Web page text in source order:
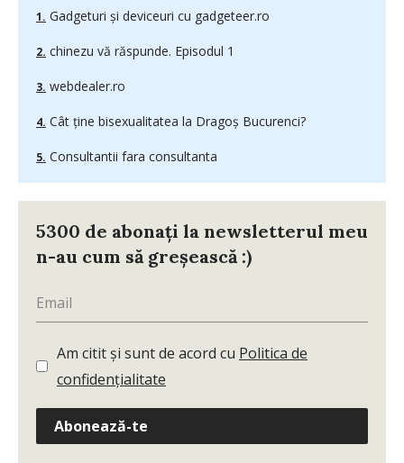
Gadgeturi şi deviceuri cu gadgeteer.ro
chinezu vă răspunde. Episodul 1
webdealer.ro
Cât ține bisexualitatea la Dragoș Bucurenci?
Consultantii fara consultanta
5300 de abonați la newsletterul meu
n-au cum să greșească :)
Am citit și sunt de acord cu Politica de
confidențialitate
Abonează-te